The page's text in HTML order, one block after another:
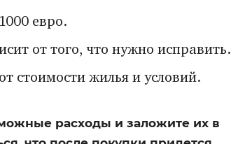
евро.
от того, что нужно исправить.
стоимости жилья и условий.
расходы и заложите их в